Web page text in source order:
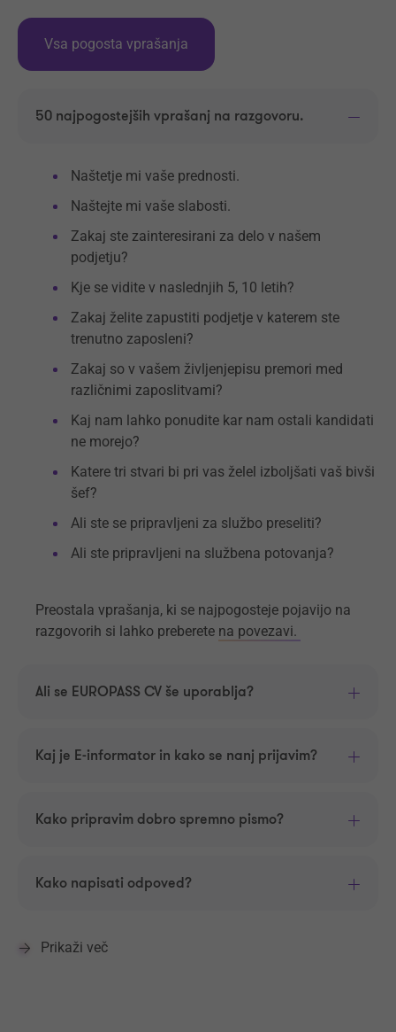
Vsa pogosta vprašanja
50 najpogostejših vprašanj na razgovoru.
Naštetje mi vaše prednosti.
Naštejte mi vaše slabosti.
Zakaj ste zainteresirani za delo v našem
podjetju?
Kje se vidite v naslednjih 5, 10 letih?
Zakaj želite zapustiti podjetje v katerem ste
trenutno zaposleni?
Zakaj so v vašem življenjepisu premori med
različnimi zaposlitvami?
Kaj nam lahko ponudite kar nam ostali kandidati
ne morejo?
Katere tri stvari bi pri vas želel izboljšati vaš bivši
šef?
Ali ste se pripravljeni za službo preseliti?
Ali ste pripravljeni na službena potovanja?
Preostala vprašanja, ki se najpogosteje pojavijo na
razgovorih si lahko preberete na povezavi.
Ali se EUROPASS CV še uporablja?
Kaj je E-informator in kako se nanj prijavim?
Kako pripravim dobro spremno pismo?
Kako napisati odpoved?
Prikaži več